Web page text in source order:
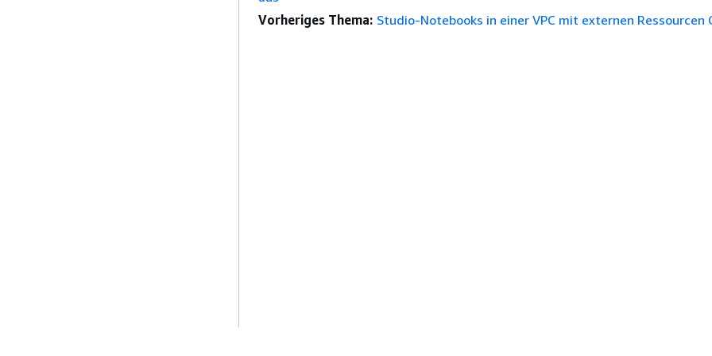
Vorheriges Thema: Studio-Notebooks in einer VPC mit externen Ressourcen